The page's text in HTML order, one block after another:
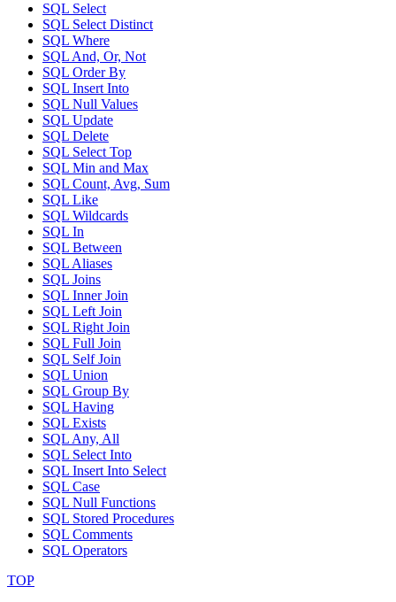
SQL Select
SQL Select Distinct
SQL Where
SQL And, Or, Not
SQL Order By
SQL Insert Into
SQL Null Values
SQL Update
SQL Delete
SQL Select Top
SQL Min and Max
SQL Count, Avg, Sum
SQL Like
SQL Wildcards
SQL In
SQL Between
SQL Aliases
SQL Joins
SQL Inner Join
SQL Left Join
SQL Right Join
SQL Full Join
SQL Self Join
SQL Union
SQL Group By
SQL Having
SQL Exists
SQL Any, All
SQL Select Into
SQL Insert Into Select
SQL Case
SQL Null Functions
SQL Stored Procedures
SQL Comments
SQL Operators
TOP